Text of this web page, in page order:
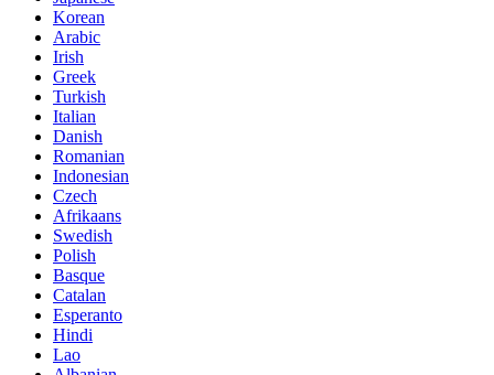
Korean
Arabic
Irish
Greek
Turkish
Italian
Danish
Romanian
Indonesian
Czech
Afrikaans
Swedish
Polish
Basque
Catalan
Esperanto
Hindi
Lao